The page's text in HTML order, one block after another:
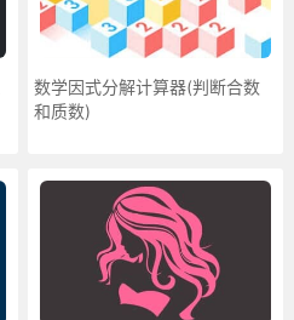
数学因式分解计算器(判断合数
和质数)